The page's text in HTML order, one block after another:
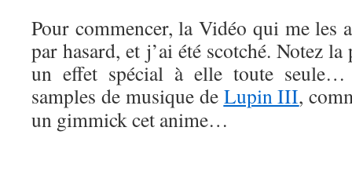
Pour commencer, la Vidéo qui me les
par hasard, et j’ai été scotché. Notez
un effet spécial à elle toute
samples de musique de Lupin III,
un gimmick cet anime…